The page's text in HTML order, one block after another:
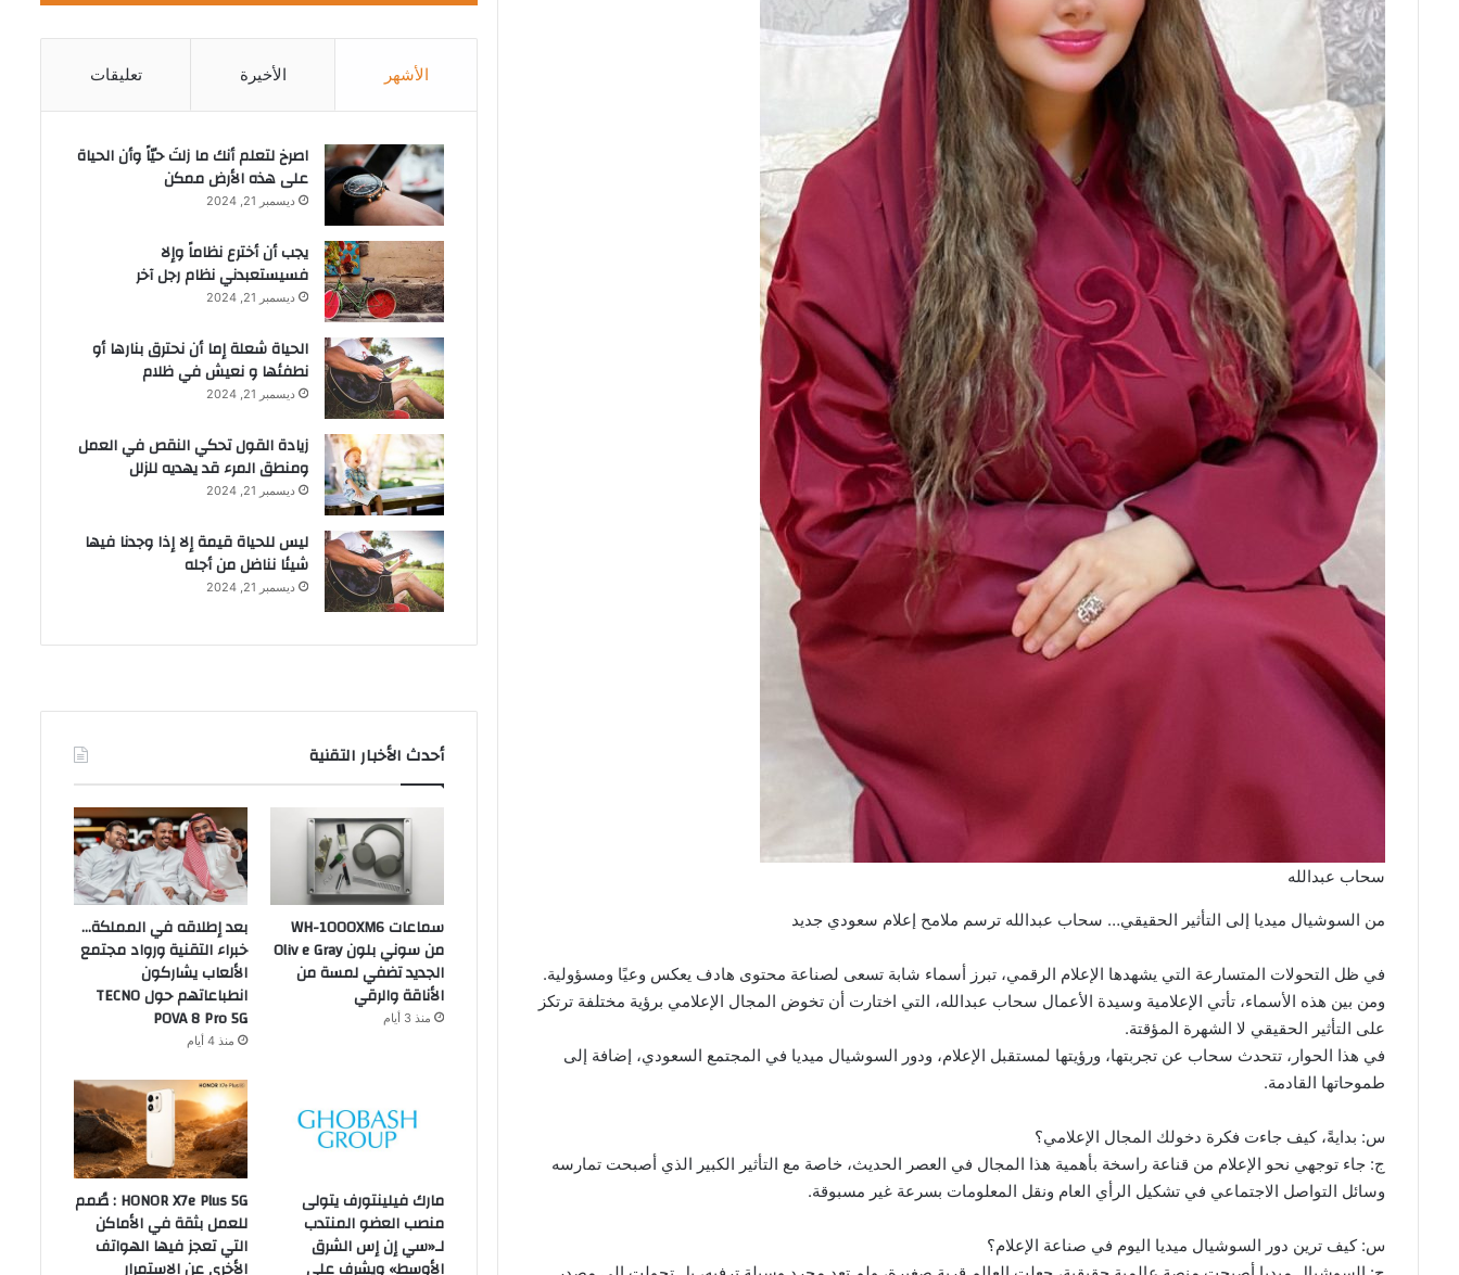
سحاب عبدالله
من السوشيال ميديا إلى التأثير الحقيقي… سحاب عبدالله ترسم ملامح إعلام سعودي جديد
في ظل التحولات المتسارعة التي يشهدها الإعلام الرقمي، تبرز أسماء شابة تسعى لصناعة محتوى هادف يعكس وعيًا ومسؤولية.
ومن بين هذه الأسماء، تأتي الإعلامية وسيدة الأعمال سحاب عبدالله، التي اختارت أن تخوض المجال الإعلامي برؤية مختلفة ترتكز
على التأثير الحقيقي لا الشهرة المؤقتة.
في هذا الحوار، تتحدث سحاب عن تجربتها، ورؤيتها لمستقبل الإعلام، ودور السوشيال ميديا في المجتمع السعودي، إضافة إلى
طموحاتها القادمة.
س: بدايةً، كيف جاءت فكرة دخولك المجال الإعلامي؟
ج: جاء توجهي نحو الإعلام من قناعة راسخة بأهمية هذا المجال في العصر الحديث، خاصة مع التأثير الكبير الذي أصبحت تمارسه
وسائل التواصل الاجتماعي في تشكيل الرأي العام ونقل المعلومات بسرعة غير مسبوقة.
س: كيف ترين دور السوشيال ميديا اليوم في صناعة الإعلام؟
الأشهر الأخيرة تعليقات
‫اصرخ لتعلم أنك ما زلتَ حيّاً وأن الحياة
على هذه الأرض ممكن
ديسمبر 21, 2024
يجب أن أخترع نظاماً وإلا
فسيستعبدني نظام رجل آخر
ديسمبر 21, 2024
الحياة شعلة إما أن نحترق بنارها أو
نطفئها و نعيش في ظلام
ديسمبر 21, 2024
زيادة القول تحكي النقص في العمل
ومنطق المرء قد يهديه للزلل
ديسمبر 21, 2024
ليس للحياة قيمة إلا إذا وجدنا فيها
شيئا نناضل من أجله
ديسمبر 21, 2024
أحدث الأخبار التقنية
سماعات WH-1000XM6
من سوني بلون Oliv e Gray
الجديد تضفي لمسة من
الأناقة والرقي
منذ 3 أيام
بعد إطلاقه في المملكة…
خبراء التقنية ورواد مجتمع
الألعاب يشاركون
انطباعاتهم حول TECNO
POVA 8 Pro 5G
منذ 4 أيام
مارك فيلينتورف يتولى
منصب العضو المنتدب
لـ«سي إن إس الشرق
HONOR X7e Plus 5G : صُمم
للعمل بثقة في الأماكن
التي تعجز فيها الهواتف